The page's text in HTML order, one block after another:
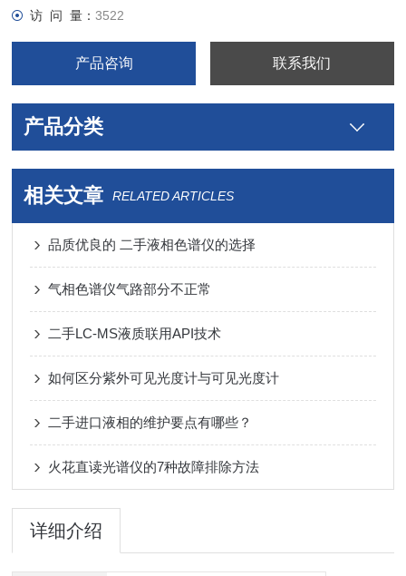
访 问 量：3522
产品咨询 联系我们
产品分类
相关文章 RELATED ARTICLES
品质优良的 二手液相色谱仪的选择
气相色谱仪气路部分不正常
二手LC-MS液质联用API技术
如何区分紫外可见光度计与可见光度计
二手进口液相的维护要点有哪些？
火花直读光谱仪的7种故障排除方法
详细介绍